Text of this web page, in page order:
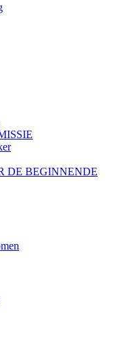
DE BEGINNENDE